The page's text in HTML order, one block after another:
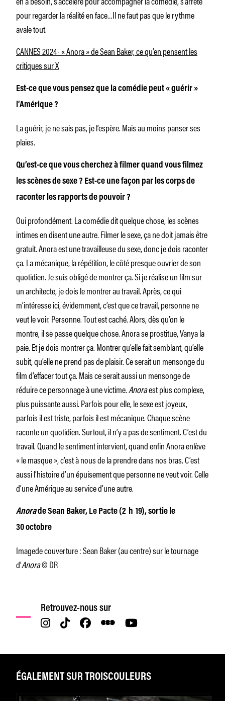
pour regarder la réalité en face…Il ne faut pas que le rythme
avale tout.
CANNES 2024 · « Anora » de Sean Baker, ce qu’en pensent les
critiques sur X
Est-ce que vous pensez que la comédie peut « guérir »
l’Amérique ?
La guérir, je ne sais pas, je l’espère. Mais au moins panser ses
plaies.
Qu’est-ce que vous cherchez à filmer quand vous filmez
les scènes de sexe ? Est-ce une façon par les corps de
raconter les rapports de pouvoir ?
Oui profondément. La comédie dit quelque chose, les scènes
intimes en disent une autre. Filmer le sexe, ça ne doit jamais être
gratuit. Anora est une travailleuse du sexe, donc je dois raconter
ça. La mécanique, la répétition, le côté presque ouvrier de son
quotidien. Je suis obligé de montrer ça. Si je réalise un film sur
un architecte, je dois le montrer au travail. Après, ce qui
m’intéresse ici, évidemment, c’est que ce travail, personne ne
veut le voir. Personne. Tout est caché. Alors, dès qu’on le
montre, il se passe quelque chose. Anora se prostitue, Vanya la
paie. Et je dois montrer ça. Montrer qu’elle fait semblant, qu’elle
subit, qu’elle ne prend pas de plaisir. Ce serait un mensonge du
film d’effacer tout ça. Mais ce serait aussi un mensonge de
réduire ce personnage à une victime.Anoraest plus complexe,
plus puissante aussi. Parfois pour elle, le sexe est joyeux,
parfois il est triste, parfois il est mécanique. Chaque scène
raconte un quotidien. Surtout, il n’y a pas de sentiment. C’est du
travail. Quand le sentiment intervient, quand enfin Anora enlève
« le masque », c’est à nous de la prendre dans nos bras. C’est
aussi l’histoire d’un épuisement que personne ne veut voir. Celle
d’une Amérique au service d’une autre.
Anorade Sean Baker, Le Pacte (2 h 19), sortie le
30 octobre
Imagede couverture : Sean Baker (au centre) sur le tournage
d’Anora© DR
Retrouvez-nous sur
ÉGALEMENT SUR TROISCOULEURS